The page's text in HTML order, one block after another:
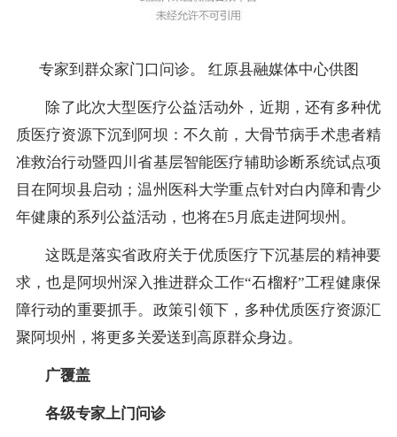
专家到群众家门口问诊。 红原县融媒体中心供图
除了此次大型医疗公益活动外，近期，还有多种优
质医疗资源下沉到阿坝：不久前，大骨节病手术患者精
准救治行动暨四川省基层智能医疗辅助诊断系统试点项
目在阿坝县启动；温州医科大学重点针对白内障和青少
年健康的系列公益活动，也将在5月底走进阿坝州。
这既是落实省政府关于优质医疗下沉基层的精神要
求，也是阿坝州深入推进群众工作“石榴籽”工程健康保
障行动的重要抓手。政策引领下，多种优质医疗资源汇
聚阿坝州，将更多关爱送到高原群众身边。
广覆盖
各级专家上门问诊